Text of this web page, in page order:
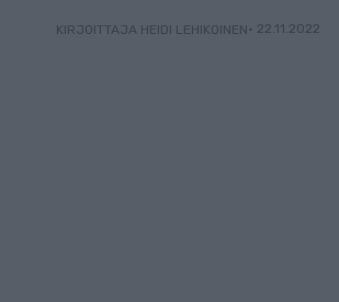
KIRJOITTAJA HEIDI LEHIKOINEN• 22.11.2022